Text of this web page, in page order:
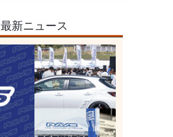
最新ニュース